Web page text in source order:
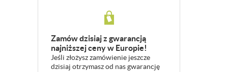
Zamów dzisiaj z gwarancją
najniższej ceny w Europie!
Jeśli złożysz zamówienie jeszcze
dzisiaj otrzymasz od nas gwarancję